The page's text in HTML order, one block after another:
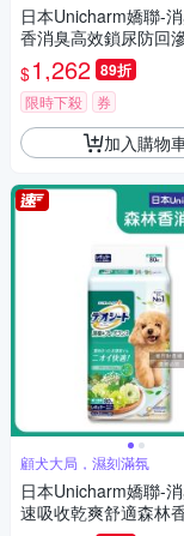
日本Unicharm嬌聯-
香消臭高效鎖尿防回
狗尿墊1袋(高分子防
平面式犬用廁所,定點
隔尿墊,約3~5次吸尿量)
$1,262 89折
限時下殺 券
加入購物
顧犬大局，濕刻滿氛
日本Unicharm嬌聯-
速吸收乾爽舒適森林